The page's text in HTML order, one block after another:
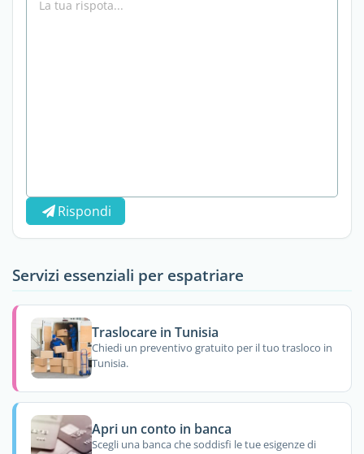
Rispondi
Servizi essenziali per espatriare
Traslocare in Tunisia
Chiedi un preventivo gratuito per il tuo trasloco in
Tunisia.
Apri un conto in banca
Scegli una banca che soddisfi le tue esigenze di